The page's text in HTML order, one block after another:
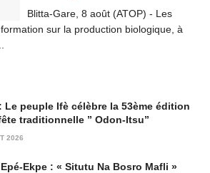
Blitta-Gare, 8 août (ATOP) - Les
sur la production biologique, à
Le peuple Ifè célèbre la 53ème édition
traditionnelle ” Odon-Itsu”
2026
Ekpe : « Situtu Na Bosro Mafli »